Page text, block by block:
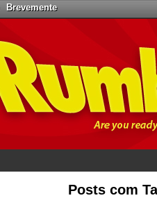
Brevemente
Posts com